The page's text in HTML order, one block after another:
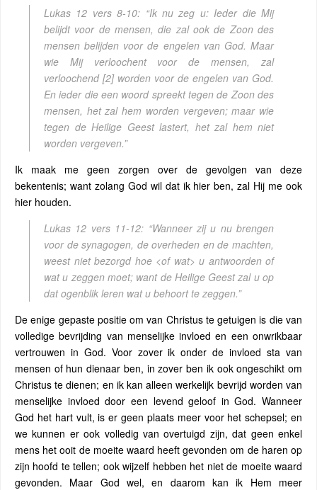
Lukas 12 vers 8-10: “Ik nu zeg u: Ieder die Mij
belijdt voor de mensen, die zal ook de Zoon des
mensen belijden voor de engelen van God. Maar
wie Mij verloochent voor de mensen, zal
verloochend [2]worden voor de engelen van God.
En ieder die een woord spreekt tegen de Zoon des
mensen, het zal hem worden vergeven; maar wie
tegen de Heilige Geest lastert, het zal hem niet
worden vergeven.”
Ik maak me geen zorgen over de gevolgen van deze
bekentenis; want zolang God wil dat ik hier ben, zal Hij me ook
hier houden.
Lukas 12 vers 11-12: “Wanneer zij u nu brengen
voor de synagogen, de overheden en de machten,
weest niet bezorgd hoe <of wat> u antwoorden of
wat u zeggen moet; want de Heilige Geest zal u op
dat ogenblik leren wat u behoort te zeggen.”
De enige gepaste positie om van Christus te getuigen is die van
volledige bevrijding van menselijke invloed en een onwrikbaar
vertrouwen in God. Voor zover ik onder de invloed sta van
mensen of hun dienaar ben, in zover ben ik ook ongeschikt om
Christus te dienen; en ik kan alleen werkelijk bevrijd worden van
menselijke invloed door een levend geloof in God. Wanneer
God het hart vult, is er geen plaats meer voor het schepsel; en
we kunnen er ook volledig van overtuigd zijn, dat geen enkel
mens het ooit de moeite waard heeft gevonden om de haren op
zijn hoofd te tellen; ook wijzelf hebben het niet de moeite waard
gevonden. Maar God wel, en daarom kan ik Hem meer